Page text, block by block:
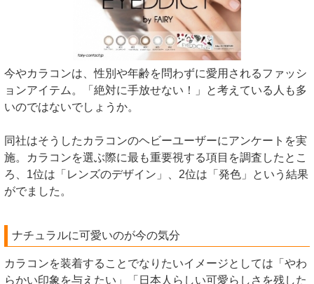
今やカラコンは、性別や年齢を問わずに愛用されるファッシ
ョンアイテム。「絶対に手放せない！」と考えている人も多
いのではないでしょうか。
同社はそうしたカラコンのヘビーユーザーにアンケートを実
施。カラコンを選ぶ際に最も重要視する項目を調査したとこ
ろ、1位は「レンズのデザイン」、2位は「発色」という結果
がでました。
ナチュラルに可愛いのが今の気分
カラコンを装着することでなりたいイメージとしては「やわ
らかい印象を与えたい」「日本人らしい可愛らしさを残した